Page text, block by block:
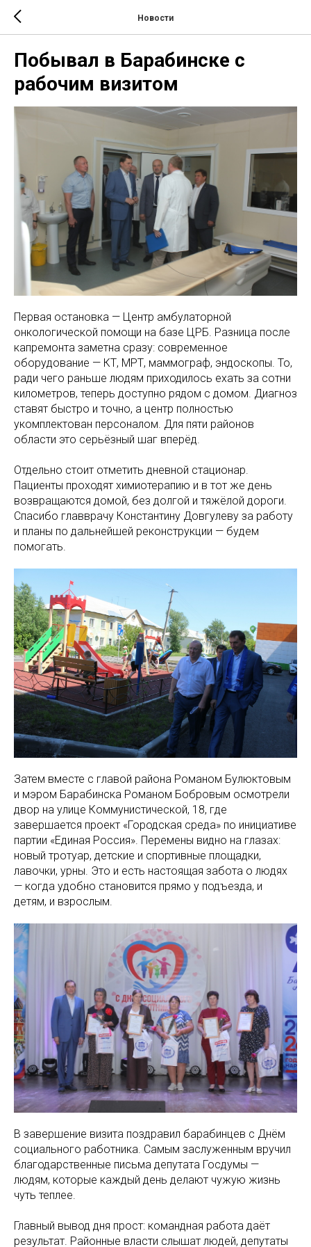
Новости
Побывал в Барабинске с
рабочим визитом
Первая остановка — Центр амбулаторной
онкологической помощи на базе ЦРБ. Разница после
капремонта заметна сразу: современное
оборудование — КТ, МРТ, маммограф, эндоскопы. То,
ради чего раньше людям приходилось ехать за сотни
километров, теперь доступно рядом с домом. Диагноз
ставят быстро и точно, а центр полностью
укомплектован персоналом. Для пяти районов
области это серьёзный шаг вперёд.
Отдельно стоит отметить дневной стационар.
Пациенты проходят химиотерапию и в тот же день
возвращаются домой, без долгой и тяжёлой дороги.
Спасибо главврачу Константину Довгулеву за работу
и планы по дальнейшей реконструкции — будем
помогать.
Затем вместе с главой района Романом Булюктовым
и мэром Барабинска Романом Бобровым осмотрели
двор на улице Коммунистической, 18, где
завершается проект «Городская среда» по инициативе
партии «Единая Россия». Перемены видно на глазах:
новый тротуар, детские и спортивные площадки,
лавочки, урны. Это и есть настоящая забота о людях
— когда удобно становится прямо у подъезда, и
детям, и взрослым.
В завершение визита поздравил барабинцев с Днём
социального работника. Самым заслуженным вручил
благодарственные письма депутата Госдумы —
людям, которые каждый день делают чужую жизнь
чуть теплее.
Главный вывод дня прост: командная работа даёт
результат. Районные власти слышат людей, депутаты